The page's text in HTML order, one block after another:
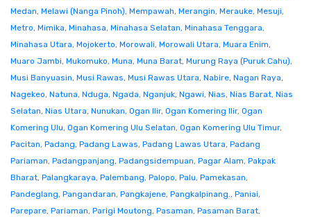
Medan, Melawi (Nanga Pinoh), Mempawah, Merangin, Merauke, Mesuji,
Metro, Mimika, Minahasa, Minahasa Selatan, Minahasa Tenggara,
Minahasa Utara, Mojokerto, Morowali, Morowali Utara, Muara Enim,
Muaro Jambi, Mukomuko, Muna, Muna Barat, Murung Raya (Puruk Cahu),
Musi Banyuasin, Musi Rawas, Musi Rawas Utara, Nabire, Nagan Raya,
Nagekeo, Natuna, Nduga, Ngada, Nganjuk, Ngawi, Nias, Nias Barat, Nias
Selatan, Nias Utara, Nunukan, Ogan Ilir, Ogan Komering Ilir, Ogan
Komering Ulu, Ogan Komering Ulu Selatan, Ogan Komering Ulu Timur,
Pacitan, Padang, Padang Lawas, Padang Lawas Utara, Padang
Pariaman, Padangpanjang, Padangsidempuan, Pagar Alam, Pakpak
Bharat, Palangkaraya, Palembang, Palopo, Palu, Pamekasan,
Pandeglang, Pangandaran, Pangkajene, Pangkalpinang., Paniai,
Parepare, Pariaman, Parigi Moutong, Pasaman, Pasaman Barat,